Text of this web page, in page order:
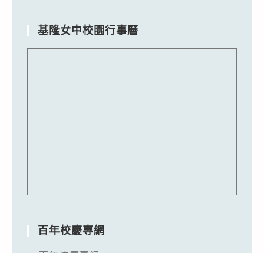
基隆女中校園行事曆
百年校慶專網